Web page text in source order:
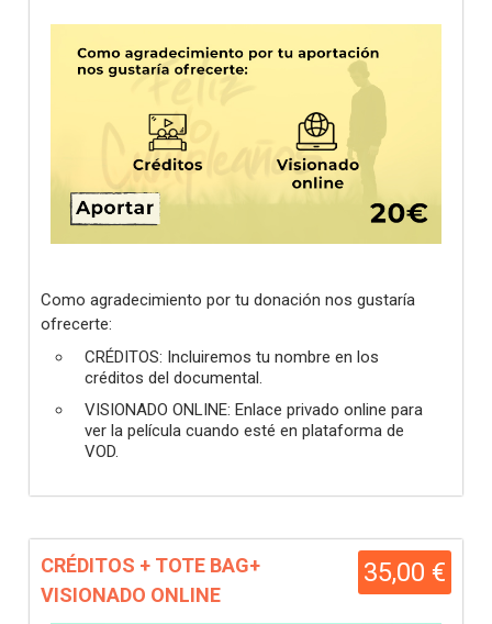
Como agradecimiento por tu donación nos gustaría
ofrecerte:
CRÉDITOS: Incluiremos tu nombre en los
créditos del documental.
VISIONADO ONLINE: Enlace privado online para
ver la película cuando esté en plataforma de
VOD.
35,00 €
CRÉDITOS + TOTE BAG+
VISIONADO ONLINE